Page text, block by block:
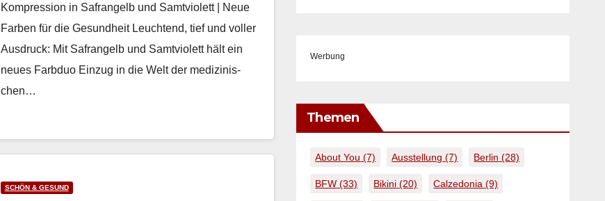
Kompression in Safrangelb und Samtviolett | Neue
Farben für die Gesundheit Leuch­t­end, tief und voller
Aus­druck: Mit Safrangelb und Samtvi­o­lett hält ein
neues Farb­duo Einzug in die Welt der medi­zinis­
chen…
SCHÖN & GESUND
Werbung
Themen
About You (7) Ausstellung (7) Berlin (28)
BFW (33) Bikini (20) Calzedonia (9)